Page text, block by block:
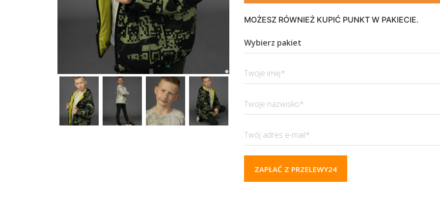
MOŻESZ RÓWNIEŻ KUPIĆ PUNKT W PAKIECIE.
Wybierz pakiet
ZAPŁAĆ Z PRZELEWY24